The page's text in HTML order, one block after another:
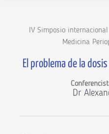
IV Simposio
Medicina
El problema de la
Dr